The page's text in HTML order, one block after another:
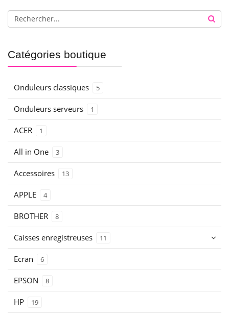
Catégories boutique
Onduleurs classiques 5
Onduleurs serveurs 1
ACER 1
All in One 3
Accessoires 13
APPLE 4
BROTHER 8
Caisses enregistreuses 11
Ecran 6
EPSON 8
HP 19